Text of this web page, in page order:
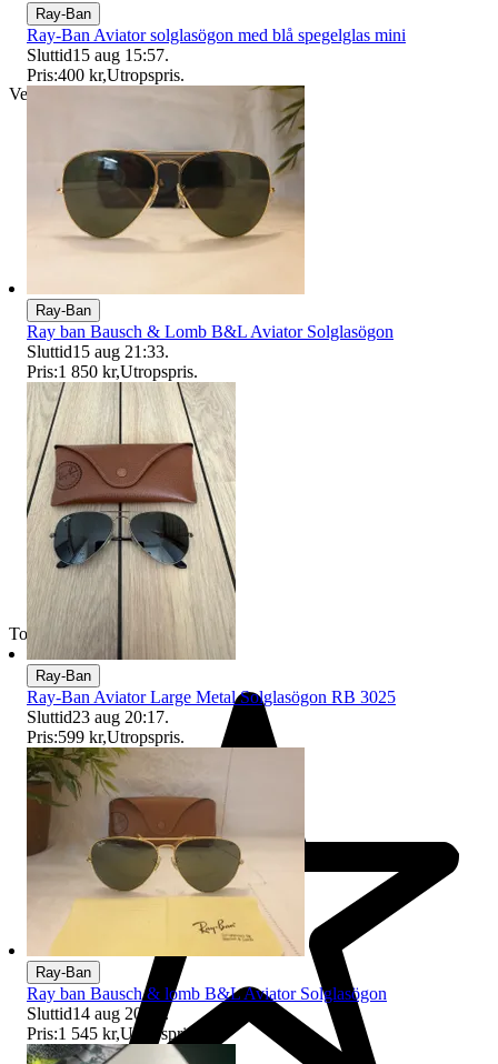
Verifierad
Toppsäljare
Ray-Ban
Ray-Ban Aviator solglasögon med blå spegelglas mini
Sluttid15 aug 15:57.
Pris:400 kr,Utropspris.
Ray-Ban
Ray ban Bausch & Lomb B&L Aviator Solglasögon
Sluttid15 aug 21:33.
Pris:1 850 kr,Utropspris.
Ray-Ban
Ray-Ban Aviator Large Metal Solglasögon RB 3025
Sluttid23 aug 20:17.
Pris:599 kr,Utropspris.
Ray-Ban
Ray ban Bausch & lomb B&L Aviator Solglasögon
Sluttid14 aug 20:28
.
Pris:1 545 kr,Utropspris